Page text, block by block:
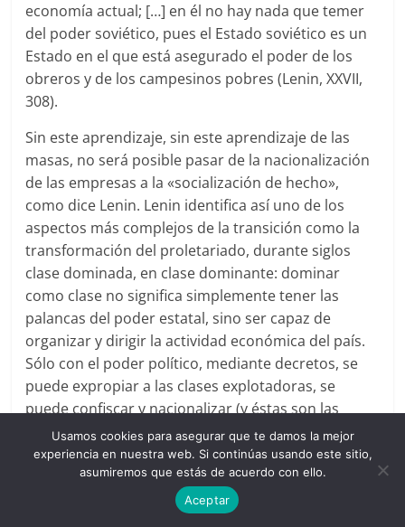
economía actual; […] en él no hay nada que temer
del poder soviético, pues el Estado soviético es un
Estado en el que está asegurado el poder de los
obreros y de los campesinos pobres (Lenin, XXVII,
308).
Sin este aprendizaje, sin este aprendizaje de las
masas, no será posible pasar de la nacionalización
de las empresas a la «socialización de hecho»,
como dice Lenin. Lenin identifica así uno de los
aspectos más complejos de la transición como la
transformación del proletariado, durante siglos
clase dominada, en clase dominante: dominar
como clase no significa simplemente tener las
palancas del poder estatal, sino ser capaz de
organizar y dirigir la actividad económica del país.
Sólo con el poder político, mediante decretos, se
puede expropiar a las clases explotadoras, se
puede confiscar y nacionalizar (y éstas son las
primeras medidas revolucionarias que aplica el
gobierno soviético), pero para socializar realmente
(es decir, para que la dirección de la economía esté
en manos del proletariado) la decisión política por
Usamos cookies para asegurar que te damos la mejor
experiencia en nuestra web. Si continúas usando este sitio,
asumiremos que estás de acuerdo con ello.
Aceptar